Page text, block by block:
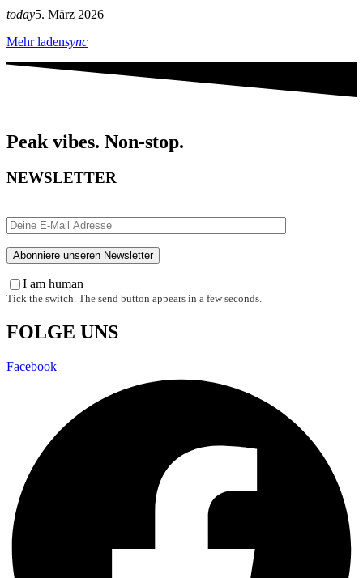
today5. März 2026
Mehr ladensync
Peak vibes. Non-stop.
NEWSLETTER
I am human
Tick the switch. The send button appears in a few seconds.
FOLGE UNS
Facebook